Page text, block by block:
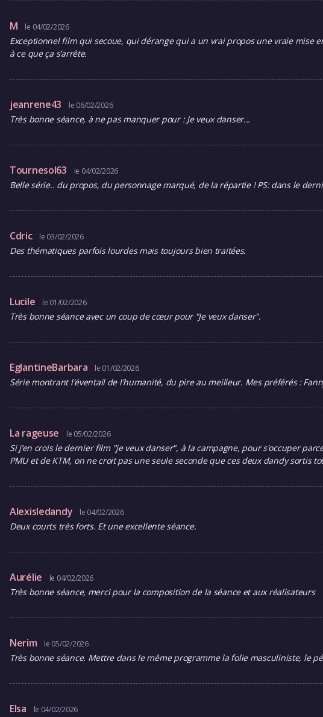
M le 04/02/2026
Exceptionnel film qui secoue, qui dérange qui a un vrai propos une vraie
à ce que ça s’arrête.
jeanrene43 le 06/02/2026
Très bonne séance, à ne pas manquer pour : Je veux danser...
Tournesol63 le 04/02/2026
Belle série.. du propos, du personnage marqué, de la répartie ! PS: dans le
Cdric le 03/02/2026
Des thématiques parfois lourdes mais toujours bien traitées.
Lucile le 01/02/2026
Très bonne séance avec un coup de cœur pour "Je veux danser".
EglantineBarbara le 01/02/2026
Série montrant l'éventail de l'humanité, du pire au meilleur. Mes préférés :
La rageuse le 05/02/2026
Si j’en crois le dernier film "je veux danser", à la campagne, pour s'occuper
PMU et de KTM, on ne croit pas une seule seconde que ces deux dandy sortis
Alexisledandy le 04/02/2026
Deux courts très forts. Et une excellente séance.
Aurélie le 04/02/2026
Très bonne séance, merci pour la composition de la séance et aux réalisateurs
Nerim le 05/02/2026
Très bonne séance. Mettre dans le même programme la folie masculiniste, le
Elsa le 04/02/2026